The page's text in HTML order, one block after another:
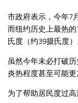
市政府表示，今年7
而纽约历史上最热
氏度（约39摄氏度）
虽然今年未必打破
炎热程度甚至可能更
为了帮助居民度过